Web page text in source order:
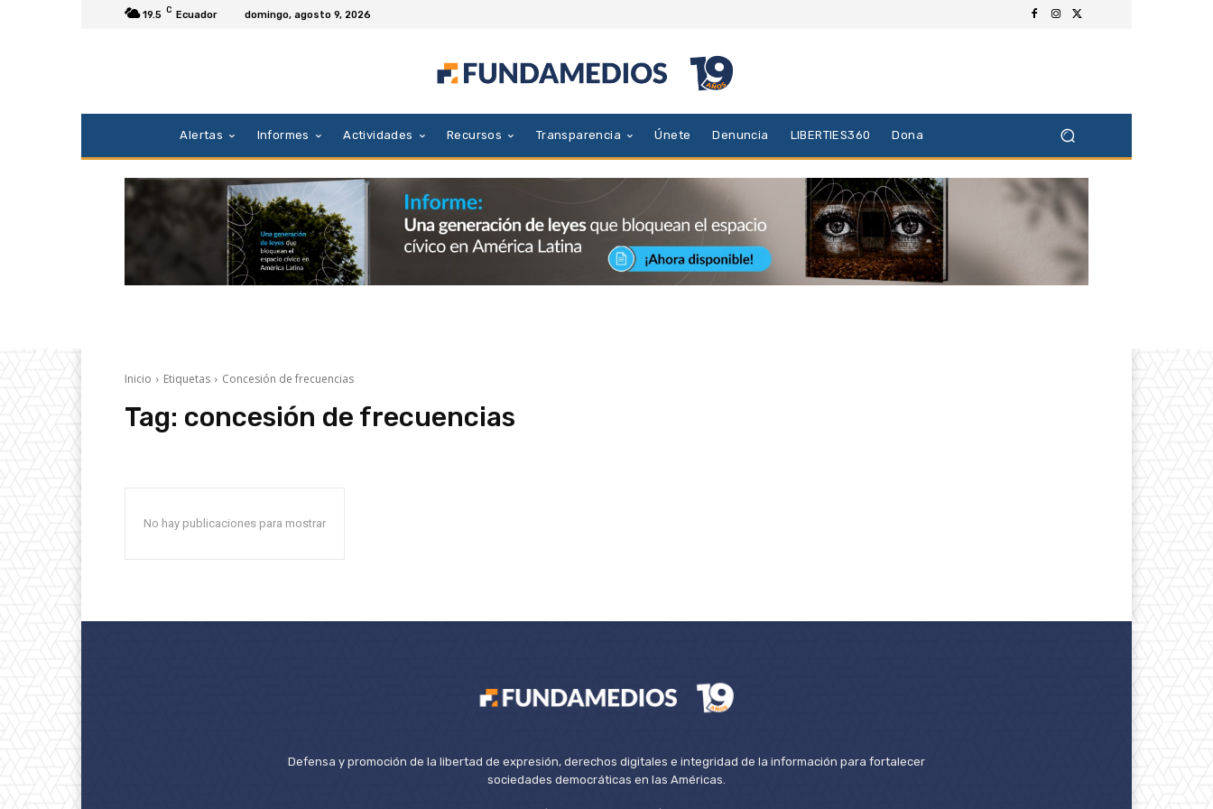
19.5 C Ecuador domingo, agosto 9, 2026
Alertas Informes Actividades Recursos Transparencia Únete Denuncia LIBERTIES360 Dona
Inicio Etiquetas Concesión de frecuencias
Tag: concesión de frecuencias
No hay publicaciones para mostrar
Defensa y promoción de la libertad de expresión, derechos digitales e integridad de la información para fortalecer
sociedades democráticas en las Américas.